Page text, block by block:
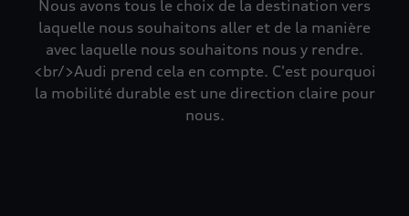
Nous avons tous le choix de la destination vers
laquelle nous souhaitons aller et de la manière
avec laquelle nous souhaitons nous y rendre.
<br/>Audi prend cela en compte. C'est pourquoi
la mobilité durable est une direction claire pour
nous.